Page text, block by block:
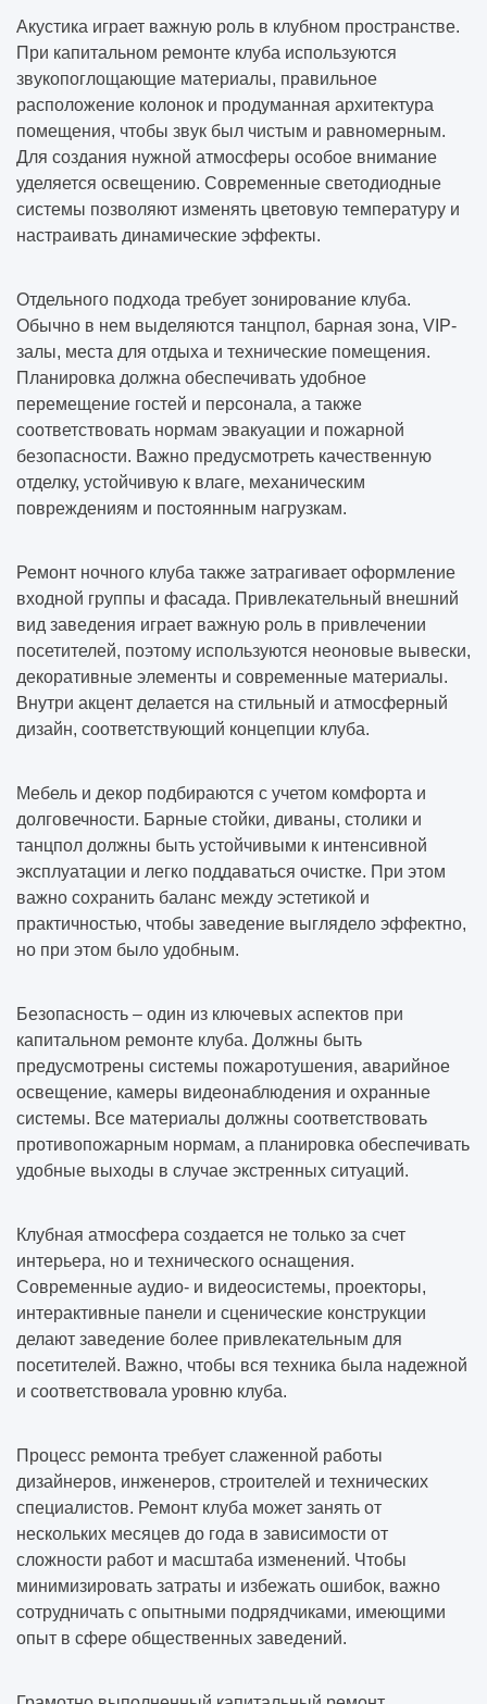
Акустика играет важную роль в клубном пространстве.
При капитальном ремонте клуба используются
звукопоглощающие материалы, правильное
расположение колонок и продуманная архитектура
помещения, чтобы звук был чистым и равномерным.
Для создания нужной атмосферы особое внимание
уделяется освещению. Современные светодиодные
системы позволяют изменять цветовую температуру и
настраивать динамические эффекты.
Отдельного подхода требует зонирование клуба.
Обычно в нем выделяются танцпол, барная зона, VIP-
залы, места для отдыха и технические помещения.
Планировка должна обеспечивать удобное
перемещение гостей и персонала, а также
соответствовать нормам эвакуации и пожарной
безопасности. Важно предусмотреть качественную
отделку, устойчивую к влаге, механическим
повреждениям и постоянным нагрузкам.
Ремонт ночного клуба также затрагивает оформление
входной группы и фасада. Привлекательный внешний
вид заведения играет важную роль в привлечении
посетителей, поэтому используются неоновые вывески,
декоративные элементы и современные материалы.
Внутри акцент делается на стильный и атмосферный
дизайн, соответствующий концепции клуба.
Мебель и декор подбираются с учетом комфорта и
долговечности. Барные стойки, диваны, столики и
танцпол должны быть устойчивыми к интенсивной
эксплуатации и легко поддаваться очистке. При этом
важно сохранить баланс между эстетикой и
практичностью, чтобы заведение выглядело эффектно,
но при этом было удобным.
Безопасность – один из ключевых аспектов при
капитальном ремонте клуба. Должны быть
предусмотрены системы пожаротушения, аварийное
освещение, камеры видеонаблюдения и охранные
системы. Все материалы должны соответствовать
противопожарным нормам, а планировка обеспечивать
удобные выходы в случае экстренных ситуаций.
Клубная атмосфера создается не только за счет
интерьера, но и технического оснащения.
Современные аудио- и видеосистемы, проекторы,
интерактивные панели и сценические конструкции
делают заведение более привлекательным для
посетителей. Важно, чтобы вся техника была надежной
и соответствовала уровню клуба.
Процесс ремонта требует слаженной работы
дизайнеров, инженеров, строителей и технических
специалистов. Ремонт клуба может занять от
нескольких месяцев до года в зависимости от
сложности работ и масштаба изменений. Чтобы
минимизировать затраты и избежать ошибок, важно
сотрудничать с опытными подрядчиками, имеющими
опыт в сфере общественных заведений.